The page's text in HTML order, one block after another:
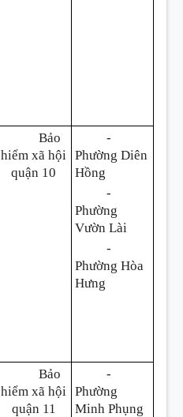
Bảo
hiểm xã hội
quận 10
-
Phường Diên
Hồng
-
Phường
Vườn Lài
-
Phường Hòa
Hưng
Bảo
hiểm xã hội
quận 11
-
Phường
Minh Phụng